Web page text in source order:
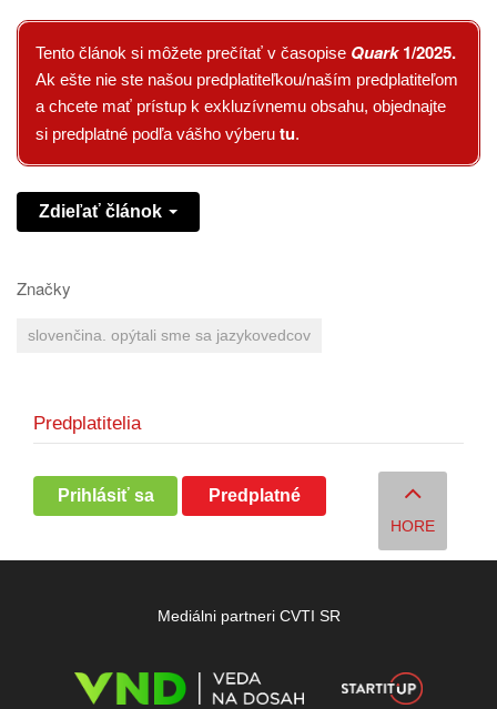
Tento článok si môžete prečítať v časopise Quark1/2025.
Ak ešte nie ste našou predplatiteľkou/naším predplatiteľom
a chcete mať prístup k exkluzívnemu obsahu, objednajte
si predplatné podľa vášho výberu tu.
Zdieľať článok
Značky
slovenčina. opýtali sme sa jazykovedcov
Predplatitelia
Prihlásiť sa Predplatné
HORE
Mediálni partneri CVTI SR